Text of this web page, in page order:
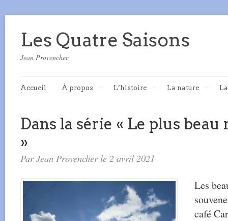
Les Quatre Saisons
Jean Provencher
Accueil À propos L’histoire La nature
Dans la série « Le plus
»
Par Jean Provencher le 2 avril 2021
Les
café